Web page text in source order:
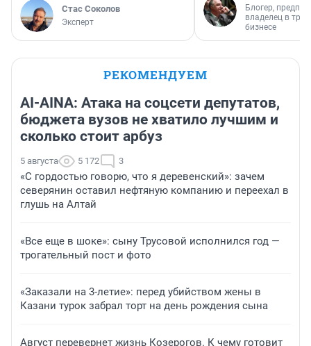
Стас Соколов
Эксперт
Блогер,
владелец в
бизнесе
РЕКОМЕНДУЕМ
AI-AINA: Атака на соцсети депутатов,
бюджета вузов не хватило лучшим и
сколько стоит арбуз
5 августа 5 172 3
«С гордостью говорю, что я деревенский»: зачем
северянин оставил нефтяную компанию и переехал в
глушь на Алтай
«Все еще в шоке»: сыну Трусовой исполнился год —
трогательный пост и фото
«Заказали на 3-летие»: перед убийством жены в
Казани турок забрал торт на день рождения сына
Август перевернет жизнь Козерогов. К чему готовит